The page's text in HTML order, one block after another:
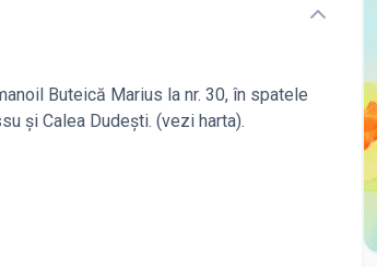
Buteică Marius la nr. 30, în spatele
și Calea Dudești. (vezi harta).